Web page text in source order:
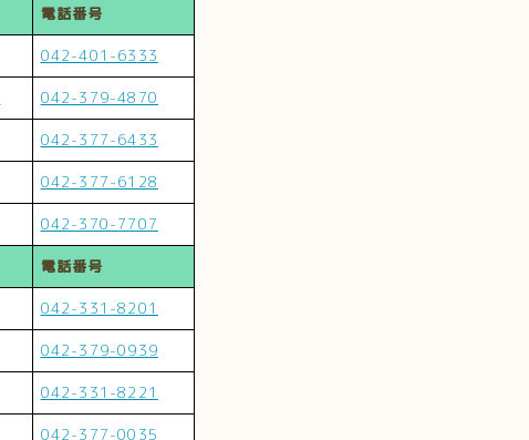
電話番号
042-401-6333
042-379-4870
042-377-6433
042-377-6128
042-370-7707
電話番号
042-331-8201
042-379-0939
042-331-8221
042-377-0035